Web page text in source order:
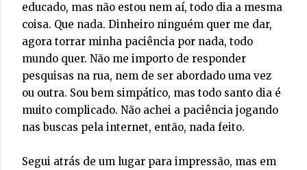
educado, mas não estou nem aí, todo dia a mesma
coisa. Que nada. Dinheiro ninguém quer me dar,
agora torrar minha paciência por nada, todo
mundo quer. Não me importo de responder
pesquisas na rua, nem de ser abordado uma vez
ou outra. Sou bem simpático, mas todo santo dia é
muito complicado. Não achei a paciência jogando
nas buscas pela internet, então, nada feito.
Segui atrás de um lugar para impressão, mas em